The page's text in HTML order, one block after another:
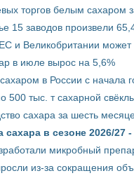
торгов белым сахаром
15 заводов произвели
и Великобритании
в июле вырос на 5,6%
в России с начала
500 тыс. т сахарной
сахара за шесть
сахара в сезоне 2026/
микробный
из-за сокращения